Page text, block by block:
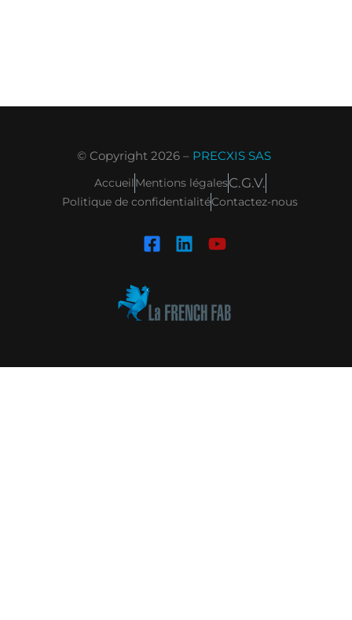
© Copyright 2026 – PRECXIS SAS
AccueilMentions légalesC.G.V.
Politique de confidentialitéContactez-nous